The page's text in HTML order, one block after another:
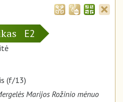
E2
(f/13)
Marijos Rožinio mėnuo